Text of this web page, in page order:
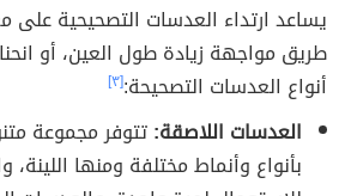
يساعد ارتداء العدسات التصحيحية على
طريق مواجهة زيادة طول العين، أو
أنواع العدسات التصحيحة:[٣]
العدسات اللاصقة:تتوفر مجموعة
بأنواع وأنماط مختلفة ومنها